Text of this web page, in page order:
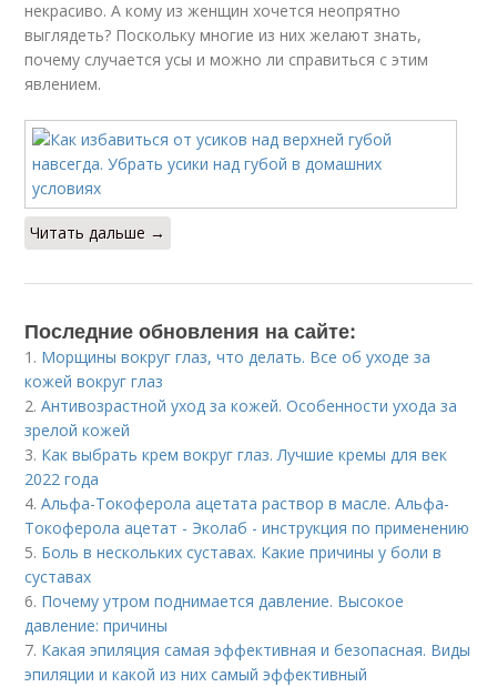
некрасиво. А кому из женщин хочется неопрятно
выглядеть? Поскольку многие из них желают знать,
почему случается усы и можно ли справиться с этим
явлением.
Читать дальше →
Последние обновления на сайте:
1. Морщины вокруг глаз, что делать. Все об уходе за
кожей вокруг глаз
2.Антивозрастной уход за кожей. Особенности ухода за
зрелой кожей
3. Как выбрать крем вокруг глаз. Лучшие кремы для век
2022 года
4.Альфа-Токоферола ацетата раствор в масле. Альфа-
Токоферола ацетат - Эколаб - инструкция по применению
5. Боль в нескольких суставах. Какие причины у боли в
суставах
6. Почему утром поднимается давление. Высокое
давление: причины
7. Какая эпиляция самая эффективная и безопасная. Виды
эпиляции и какой из них самый эффективный